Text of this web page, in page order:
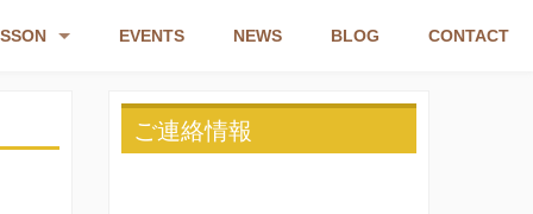
EVENTS NEWS BLOG CONTACT
ご連絡情報